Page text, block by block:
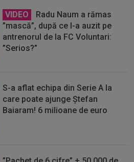
VIDEO
Radu Naum a rămas
”mască”, după ce l-a auzit pe
antrenorul de la FC Voluntari:
”Serios?”
S-a aflat echipa din Serie A la
care poate ajunge Ștefan
Baiaram! 6 milioane de euro